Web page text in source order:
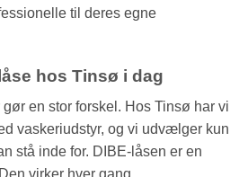
til deres egne
hos Tinsø i dag
en stor forskel. Hos Tinsø har vi
vaskeriudstyr, og vi udvælger kun
stå inde for. DIBE-låsen er en